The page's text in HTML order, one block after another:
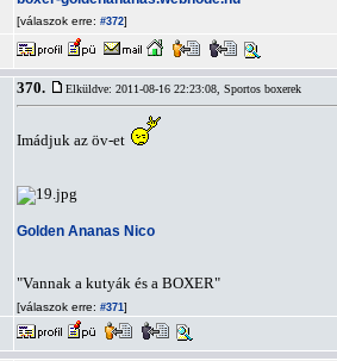
[válaszok erre: #372]
370. Elküldve: 2011-08-16 22:23:08, Sportos boxerek
Imádjuk az öv-et
Golden Ananas Nico
"Vannak a kutyák és a BOXER"
[válaszok erre: #371]